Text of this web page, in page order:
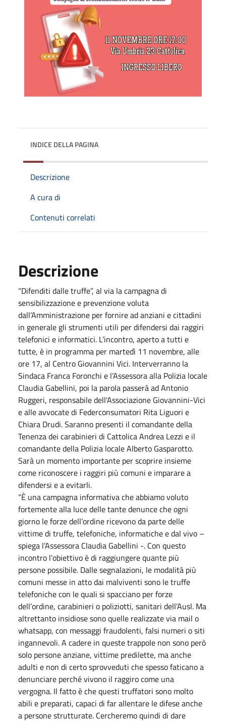
INDICE DELLA PAGINA
Descrizione
A cura di
Contenuti correlati
Descrizione
“Difenditi dalle truffe”, al via la campagna di
sensibilizzazione e prevenzione voluta
dall’Amministrazione per fornire ad anziani e cittadini
in generale gli strumenti utili per difendersi dai raggiri
telefonici e informatici. L’incontro, aperto a tutti e
tutte, è in programma per martedì 11 novembre, alle
ore 17, al Centro Giovannini Vici. Interverranno la
Sindaca Franca Foronchi e l’Assessora alla Polizia locale
Claudia Gabellini, poi la parola passerà ad Antonio
Ruggeri, responsabile dell'Associazione Giovannini-Vici
e alle avvocate di Federconsumatori Rita Liguori e
Chiara Drudi. Saranno presenti il comandante della
Tenenza dei carabinieri di Cattolica Andrea Lezzi e il
comandante della Polizia locale Alberto Gasparotto.
Sarà un momento importante per scoprire insieme
come riconoscere i raggiri più comuni e imparare a
difendersi e a evitarli.
“È una campagna informativa che abbiamo voluto
fortemente alla luce delle tante denunce che ogni
giorno le forze dell’ordine ricevono da parte delle
vittime di truffe, telefoniche, informatiche e dal vivo –
spiega l’Assessora Claudia Gabellini -. Con questo
incontro l’obiettivo è di raggiungere quante più
persone possibile. Dalle segnalazioni, le modalità più
comuni messe in atto dai malviventi sono le truffe
telefoniche con le quali si spacciano per forze
dell’ordine, carabinieri o poliziotti, sanitari dell’Ausl. Ma
altrettanto insidiose sono quelle realizzate via mail o
whatsapp, con messaggi fraudolenti, falsi numeri o siti
ingannevoli. A cadere in queste trappole non sono però
solo persone anziane, vittime predilette, ma anche
adulti e non di certo sprovveduti che spesso faticano a
denunciare perché vivono il raggiro come una
vergogna. Il fatto è che questi truffatori sono molto
abili e preparati, capaci di far allentare le difese anche
a persone strutturate. Cercheremo quindi di dare